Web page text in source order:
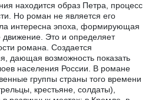
находится образ Петра, процесс
Но роман не является его
интересна эпоха, формирующая
движение. Это и определяет
романа. Создается
дающая возможность показать
населения России. В романе
группы страны того времени
крестьяне, солдаты),